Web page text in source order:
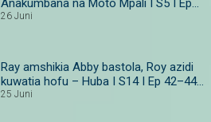
Anakumbana na Moto Mpali I S5 I Ep
195 – 198 IMaisha Magic Bongo
26 Juni
Ray amshikia Abby bastola, Roy azidi
kuwatia hofu – Huba I S14 I Ep 42–44 I
Maisha Magic Bongo
25 Juni